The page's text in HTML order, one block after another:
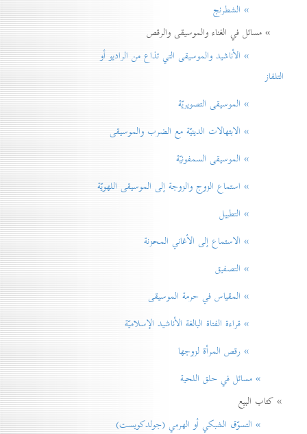
» الشطرنج
» مسائل في الغناء والموسيقى والرقص
» الأناشيد والموسيقی التي تذاع من الراديو أو
التلفاز
» الموسيقى التصويريّة
» الابتهالات الدينيّة مع الضرب والموسيقى
» الموسيقى السمفونيّة
» استماع الزوج والزوجة إلى الموسيقى اللهويّة
» التطبيل
» الاستماع إلى الأغاني المحزنة
» التصفيق
» المقياس في حرمة الموسيقی
» قراءة الفتاة البالغة الأناشيد الإسلاميّة
» رقص المرأة لزوجها
» مسائل في حلق اللحية
» كتاب البيع
» التسوّق الشبكي أو الهرمي (جولدكويست)